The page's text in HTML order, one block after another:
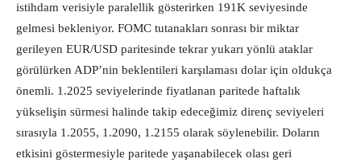
istihdam verisiyle paralellik gösterirken 191K seviyesinde
gelmesi bekleniyor. FOMC tutanakları sonrası bir miktar
gerileyen EUR/USD paritesinde tekrar yukarı yönlü ataklar
görülürken ADP’nin beklentileri karşılaması dolar için oldukça
önemli. 1.2025 seviyelerinde fiyatlanan paritede haftalık
yükselişin sürmesi halinde takip edeceğimiz direnç seviyeleri
sırasıyla 1.2055, 1.2090, 1.2155 olarak söylenebilir. Doların
etkisini göstermesiyle paritede yaşanabilecek olası geri